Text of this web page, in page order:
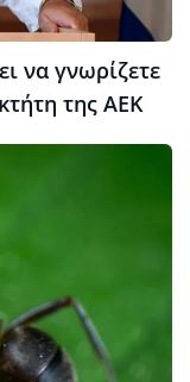
να γνωρίζετε
της ΑΕΚ